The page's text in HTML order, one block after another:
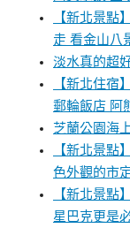
【新北景點
走 看金山八
淡水真的超
【新北住宿
郵輪飯店 阿
芝蘭公園海
【新北景點
色外觀的市
【新北景點
星巴克更是